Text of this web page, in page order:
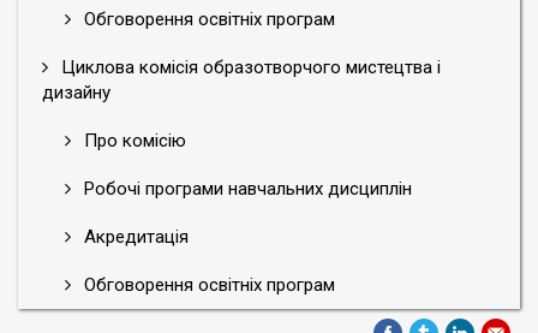
Обговорення освітніх програм
Циклова комісія образотворчого мистецтва і
дизайну
Про комісію
Робочі програми навчальних дисциплін
Акредитація
Обговорення освітніх програм